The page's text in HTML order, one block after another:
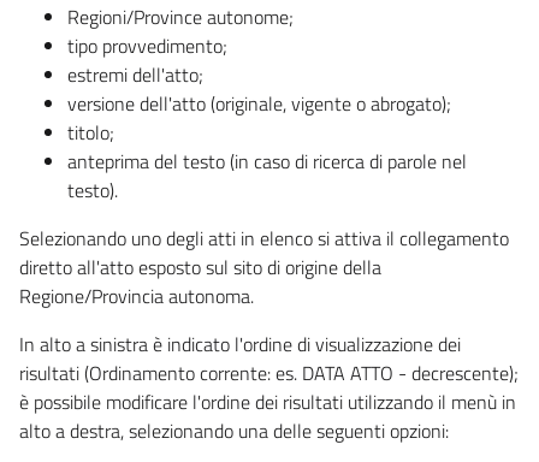
Regioni/Province autonome;
tipo provvedimento;
estremi dell'atto;
versione dell'atto (originale, vigente o abrogato);
titolo;
anteprima del testo (in caso di ricerca di parole nel
testo).
Selezionando uno degli atti in elenco si attiva il collegamento
diretto all'atto esposto sul sito di origine della
Regione/Provincia autonoma.
In alto a sinistra è indicato l'ordine di visualizzazione dei
risultati (Ordinamento corrente: es. DATA ATTO - decrescente);
è possibile modificare l'ordine dei risultati utilizzando il menù in
alto a destra, selezionando una delle seguenti opzioni: